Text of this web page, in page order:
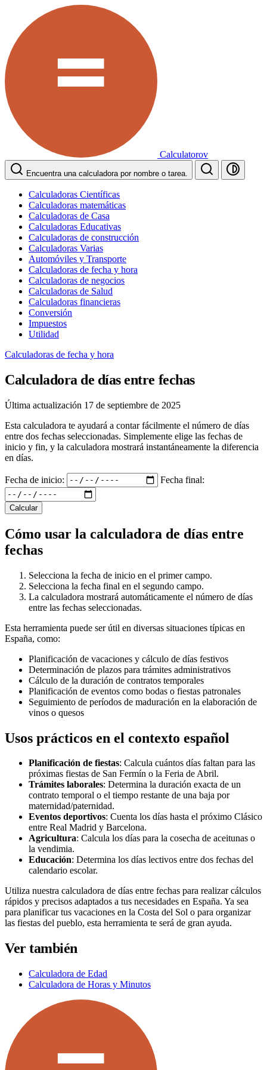
Calculatorov
Encuentra una calculadora por nombre o tarea.
Calculadoras Científicas
Calculadoras matemáticas
Calculadoras de Casa
Calculadoras Educativas
Calculadoras de construcción
Calculadoras Varias
Automóviles y Transporte
Calculadoras de fecha y hora
Calculadoras de negocios
Calculadoras de Salud
Calculadoras financieras
Conversión
Impuestos
Utilidad
Calculadoras de fecha y hora
Calculadora de días entre fechas
Última actualización 17 de septiembre de 2025
Esta calculadora te ayudará a contar fácilmente el número de días
entre dos fechas seleccionadas. Simplemente elige las fechas de
inicio y fin, y la calculadora mostrará instantáneamente la diferencia
en días.
Fecha de inicio: Fecha final:
Calcular
Cómo usar la calculadora de días entre
fechas
Selecciona la fecha de inicio en el primer campo.
Selecciona la fecha final en el segundo campo.
La calculadora mostrará automáticamente el número de días
entre las fechas seleccionadas.
Esta herramienta puede ser útil en diversas situaciones típicas en
España, como:
Planificación de vacaciones y cálculo de días festivos
Determinación de plazos para trámites administrativos
Cálculo de la duración de contratos temporales
Planificación de eventos como bodas o fiestas patronales
Seguimiento de períodos de maduración en la elaboración de
vinos o quesos
Usos prácticos en el contexto español
Planificación de fiestas: Calcula cuántos días faltan para las
próximas fiestas de San Fermín o la Feria de Abril.
Trámites laborales: Determina la duración exacta de un
contrato temporal o el tiempo restante de una baja por
maternidad/paternidad.
Eventos deportivos: Cuenta los días hasta el próximo Clásico
entre Real Madrid y Barcelona.
Agricultura: Calcula los días para la cosecha de aceitunas o
la vendimia.
Educación: Determina los días lectivos entre dos fechas del
calendario escolar.
Utiliza nuestra calculadora de días entre fechas para realizar cálculos
rápidos y precisos adaptados a tus necesidades en España. Ya sea
para planificar tus vacaciones en la Costa del Sol o para organizar
las fiestas del pueblo, esta herramienta te será de gran ayuda.
Ver también
Calculadora de Edad
Calculadora de Horas y Minutos